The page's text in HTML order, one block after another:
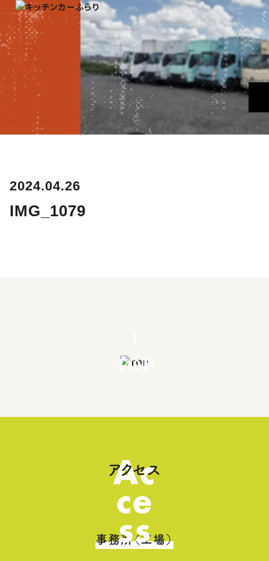
2024.04.26
IMG_1079
TOP
Ac
ce
ss
アクセス
事務所（工場）